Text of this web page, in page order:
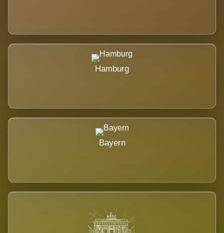
Hamburg
Bayern